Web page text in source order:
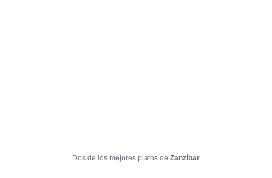
Dos de los mejores platos de Zanzíbar